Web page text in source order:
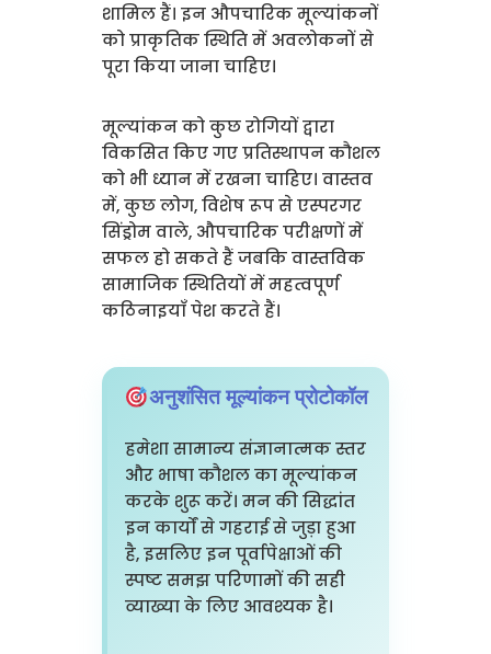
शामिल हैं। इन औपचारिक मूल्यांकनों
को प्राकृतिक स्थिति में अवलोकनों से
पूरा किया जाना चाहिए।
मूल्यांकन को कुछ रोगियों द्वारा
विकसित किए गए प्रतिस्थापन कौशल
को भी ध्यान में रखना चाहिए। वास्तव
में, कुछ लोग, विशेष रूप से एस्परगर
सिंड्रोम वाले, औपचारिक परीक्षणों में
सफल हो सकते हैं जबकि वास्तविक
सामाजिक स्थितियों में महत्वपूर्ण
कठिनाइयाँ पेश करते हैं।
अनुशंसित मूल्यांकन प्रोटोकॉल
हमेशा सामान्य संज्ञानात्मक स्तर
और भाषा कौशल का मूल्यांकन
करके शुरू करें। मन की सिद्धांत
इन कार्यों से गहराई से जुड़ा हुआ
है, इसलिए इन पूर्वापेक्षाओं की
स्पष्ट समझ परिणामों की सही
व्याख्या के लिए आवश्यक है।